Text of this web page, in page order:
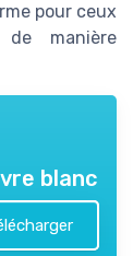
pour ceux
manière
blanc